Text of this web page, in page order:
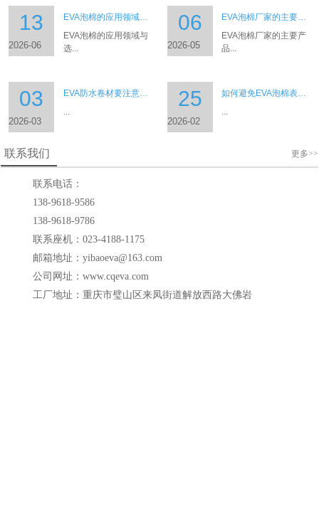
13
2026-06
EVA泡棉的应用领域与选型建议
EVA泡棉的应用领域与
选...
06
2026-05
EVA泡棉厂家的主要产品类型与特点
EVA泡棉厂家的主要产
品...
03
2026-03
EVA防水卷材要注意什么
...
25
2026-02
如何避免EVA泡棉表面白化
...
联系我们 更多>>
联系电话：
138-9618-9586
138-9618-9786
联系座机：023-4188-1175
邮箱地址：yibaoeva@163.com
公司网址：www.cqeva.com
工厂地址：重庆市璧山区来凤街道解放西路大佛岩